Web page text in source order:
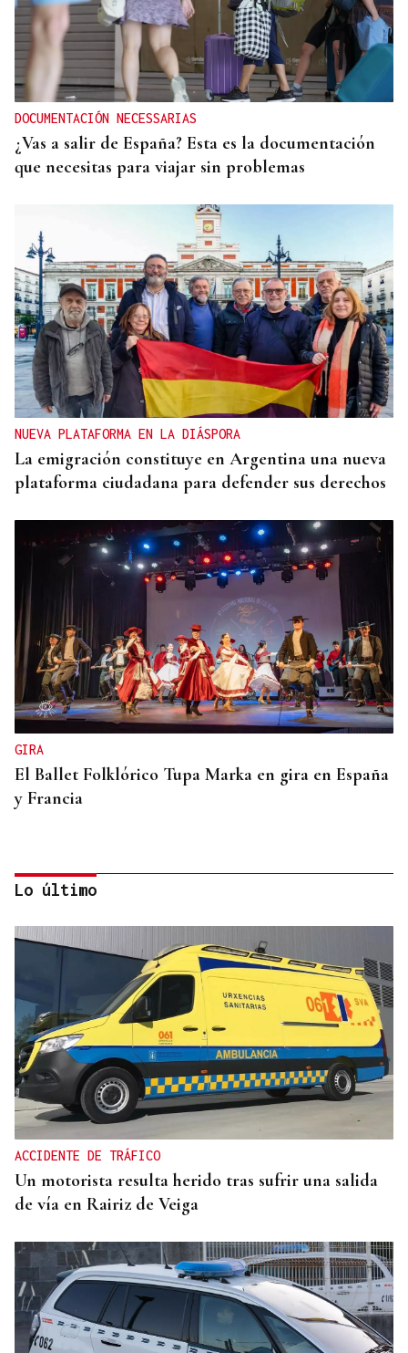
DOCUMENTACIÓN NECESSARIAS
¿Vas a salir de España? Esta es la documentación
que necesitas para viajar sin problemas
NUEVA PLATAFORMA EN LA DIÁSPORA
La emigración constituye en Argentina una nueva
plataforma ciudadana para defender sus derechos
GIRA
El Ballet Folklórico Tupa Marka en gira en España
y Francia
DIA DE GALICIA
Naturales de Galicia celebra el dia de la Patria
gallega venerando al Apóstol Santiago
Lo último
ACCIDENTE DE TRÁFICO
Un motorista resulta herido tras sufrir una salida
de vía en Rairiz de Veiga